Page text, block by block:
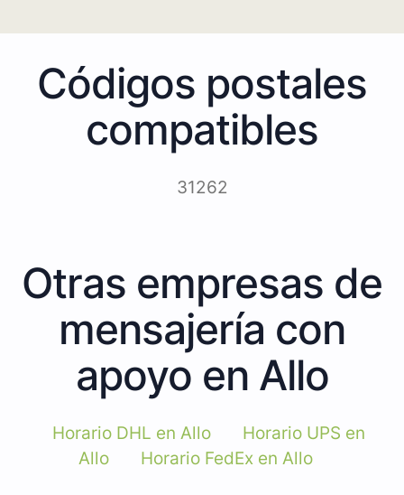
Códigos postales
compatibles
31262
Otras empresas de
mensajería con
apoyo en Allo
Horario DHL en Allo
Horario UPS en
Allo
Horario FedEx en Allo